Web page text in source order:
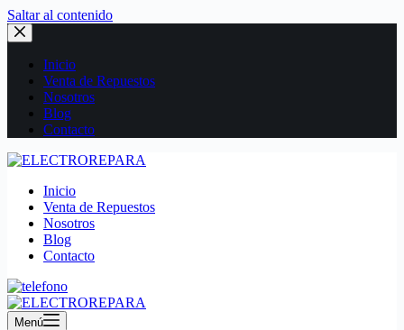
Saltar al contenido
Inicio
Venta de Repuestos
Nosotros
Blog
Contacto
Inicio
Venta de Repuestos
Nosotros
Blog
Contacto
Menú